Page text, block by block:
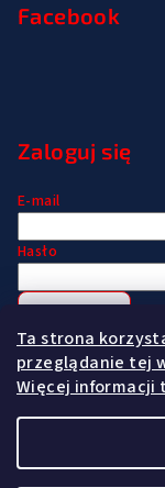
Ta strona
przeglądanie tej
Więcej informacji
Facebook
Zaloguj się
E-mail
Hasło
Zarejestruj sięNie